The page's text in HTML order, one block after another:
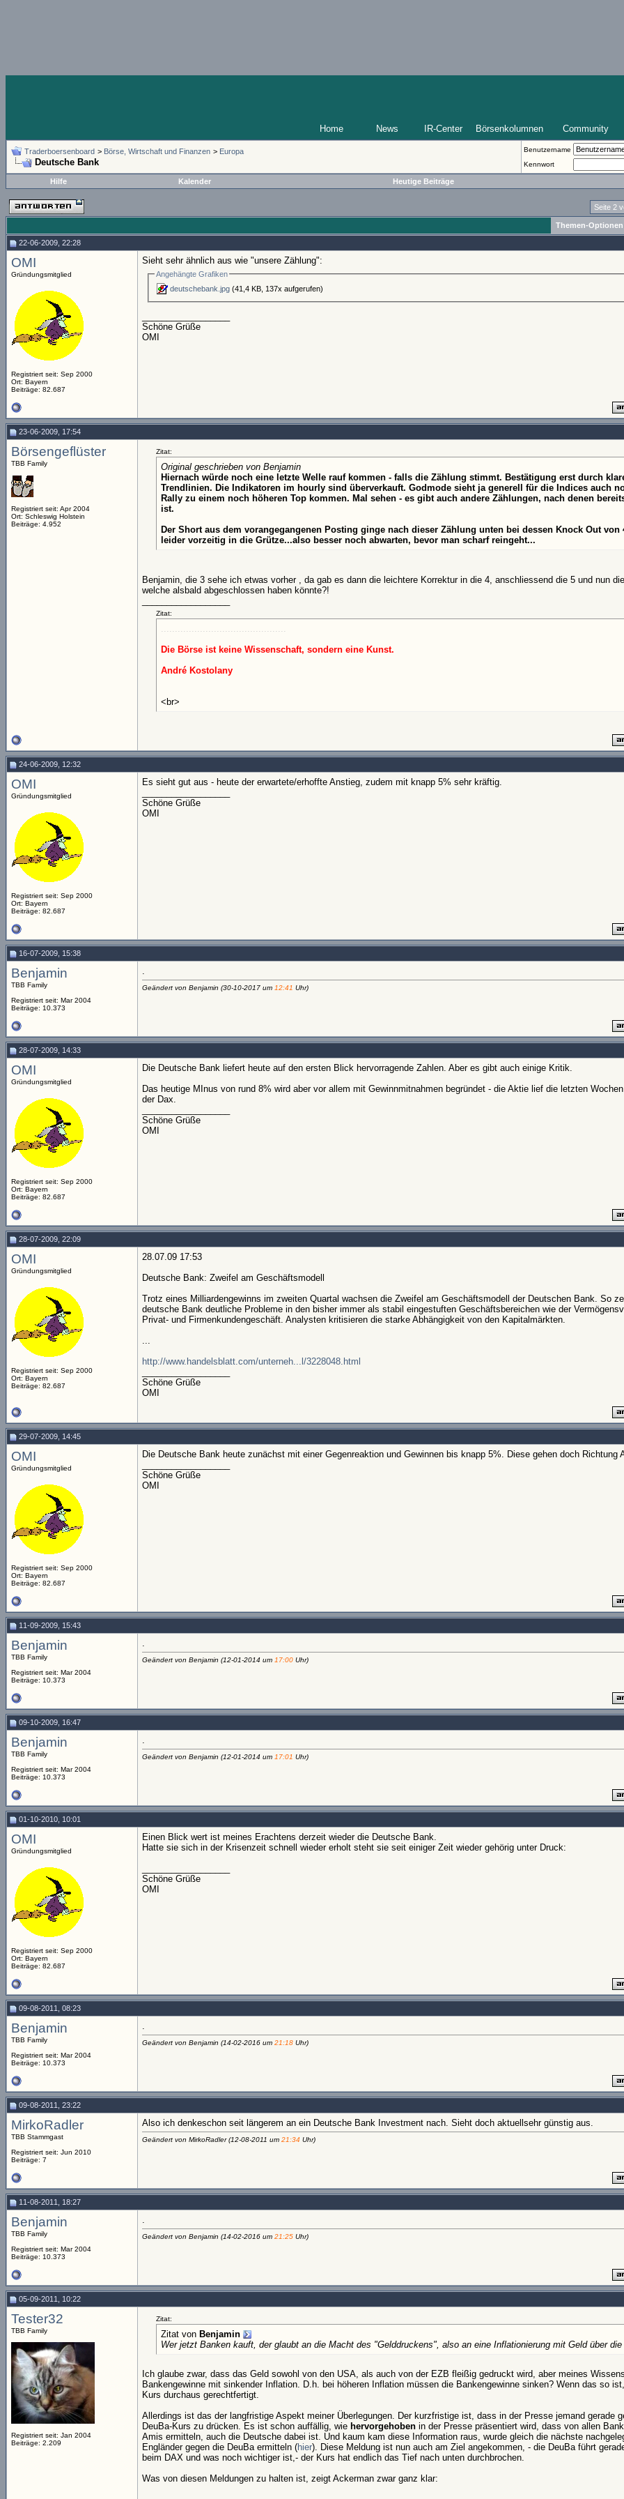
Home News IR-Center Börsenkolumnen Community
Traderboersenboard > Börse, Wirtschaft und Finanzen > Europa
Deutsche Bank
Benutzername
Kennwort
Hilfe Kalender Heutige Beiträge
Seite 2
Themen-Optionen
22-06-2009, 22:28
OMI
Gründungsmitglied
Registriert seit: Sep 2000
Ort: Bayern
Beiträge: 82.687
Sieht sehr ähnlich aus wie "unsere Zählung":
Angehängte Grafiken
deutschebank.jpg (41,4 KB, 137x aufgerufen)
Schöne Grüße
OMI
23-06-2009, 17:54
Börsengeflüster
TBB Family
Registriert seit: Apr 2004
Ort: Schleswig Holstein
Beiträge: 4.952
Zitat:
Original geschrieben von Benjamin
Hiernach würde noch eine letzte Welle rauf kommen - falls die Zählung stimmt. Bestätigung erst durch
Trendlinien. Die Indikatoren im hourly sind überverkauft. Godmode sieht ja generell für die Indices auch
Rally zu einem noch höheren Top kommen. Mal sehen - es gibt auch andere Zählungen, nach denen
ist.
Der Short aus dem vorangegangenen Posting ginge nach dieser Zählung unten bei dessen Knock Out von
leider vorzeitig in die Grütze...also besser noch abwarten, bevor man scharf reingeht...
Benjamin, die 3 sehe ich etwas vorher , da gab es dann die leichtere Korrektur in die 4, anschliessend die 5 und nun
welche alsbald abgeschlossen haben könnte?!
Zitat:
.............................................
Die Börse ist keine Wissenschaft, sondern eine Kunst.
André Kostolany
<br>
24-06-2009, 12:32
OMI
Gründungsmitglied
Registriert seit: Sep 2000
Ort: Bayern
Beiträge: 82.687
Es sieht gut aus - heute der erwartete/erhoffte Anstieg, zudem mit knapp 5% sehr kräftig.
Schöne Grüße
OMI
16-07-2009, 15:38
Benjamin
TBB Family
Registriert seit: Mar 2004
Beiträge: 10.373
.
Geändert von Benjamin (30-10-2017 um 12:41 Uhr)
28-07-2009, 14:33
OMI
Gründungsmitglied
Registriert seit: Sep 2000
Ort: Bayern
Beiträge: 82.687
Die Deutsche Bank liefert heute auf den ersten Blick hervorragende Zahlen. Aber es gibt auch einige Kritik.
Das heutige MInus von rund 8% wird aber vor allem mit Gewinnmitnahmen begründet - die Aktie lief die letzten
der Dax.
Schöne Grüße
OMI
28-07-2009, 22:09
OMI
Gründungsmitglied
Registriert seit: Sep 2000
Ort: Bayern
Beiträge: 82.687
28.07.09 17:53
Deutsche Bank: Zweifel am Geschäftsmodell
Trotz eines Milliardengewinns im zweiten Quartal wachsen die Zweifel am Geschäftsmodell der Deutschen Bank. So
deutsche Bank deutliche Probleme in den bisher immer als stabil eingestuften Geschäftsbereichen wie der
Privat- und Firmenkundengeschäft. Analysten kritisieren die starke Abhängigkeit von den Kapitalmärkten.
...
http://www.handelsblatt.com/unterneh...l/3228048.html
Schöne Grüße
OMI
29-07-2009, 14:45
OMI
Gründungsmitglied
Registriert seit: Sep 2000
Ort: Bayern
Beiträge: 82.687
Die Deutsche Bank heute zunächst mit einer Gegenreaktion und Gewinnen bis knapp 5%. Diese gehen doch Richtung
Schöne Grüße
OMI
11-09-2009, 15:43
Benjamin
TBB Family
Registriert seit: Mar 2004
Beiträge: 10.373
.
Geändert von Benjamin (12-01-2014 um 17:00 Uhr)
09-10-2009, 16:47
Benjamin
TBB Family
Registriert seit: Mar 2004
Beiträge: 10.373
.
Geändert von Benjamin (12-01-2014 um 17:01 Uhr)
01-10-2010, 10:01
OMI
Gründungsmitglied
Registriert seit: Sep 2000
Ort: Bayern
Beiträge: 82.687
Einen Blick wert ist meines Erachtens derzeit wieder die Deutsche Bank.
Hatte sie sich in der Krisenzeit schnell wieder erholt steht sie seit einiger Zeit wieder gehörig unter Druck:
Schöne Grüße
OMI
09-08-2011, 08:23
Benjamin
TBB Family
Registriert seit: Mar 2004
Beiträge: 10.373
.
Geändert von Benjamin (14-02-2016 um 21:18 Uhr)
09-08-2011, 23:22
MirkoRadler
TBB Stammgast
Registriert seit: Jun 2010
Beiträge: 7
Also ich denkeschon seit längerem an ein Deutsche Bank Investment nach. Sieht doch aktuellsehr günstig aus.
Geändert von MirkoRadler (12-08-2011 um 21:34 Uhr)
11-08-2011, 18:27
Benjamin
TBB Family
Registriert seit: Mar 2004
Beiträge: 10.373
.
Geändert von Benjamin (14-02-2016 um 21:25 Uhr)
05-09-2011, 10:22
Tester32
TBB Family
Registriert seit: Jan 2004
Beiträge: 2.209
Zitat:
Zitat von Benjamin
Wer jetzt Banken kauft, der glaubt an die Macht des "Gelddruckens", also an eine Inflationierung mit Geld über
Ich glaube zwar, dass das Geld sowohl von den USA, als auch von der EZB fleißig gedruckt wird, aber meines
Bankengewinne mit sinkender Inflation. D.h. bei höheren Inflation müssen die Bankengewinne sinken? Wenn das so
Kurs durchaus gerechtfertigt.
Allerdings ist das der langfristige Aspekt meiner Überlegungen. Der kurzfristige ist, dass in der Presse jemand gerade
DeuBa-Kurs zu drücken. Es ist schon auffällig, wie hervorgehoben in der Presse präsentiert wird, dass von allen
Amis ermitteln, auch die Deutsche dabei ist. Und kaum kam diese Information raus, wurde gleich die nächste
Engländer gegen die DeuBa ermitteln (hier). Diese Meldung ist nun auch am Ziel angekommen, - die DeuBa führt
beim DAX und was noch wichtiger ist,- der Kurs hat endlich das Tief nach unten durchbrochen.
Was von diesen Meldungen zu halten ist, zeigt Ackerman zwar ganz klar: